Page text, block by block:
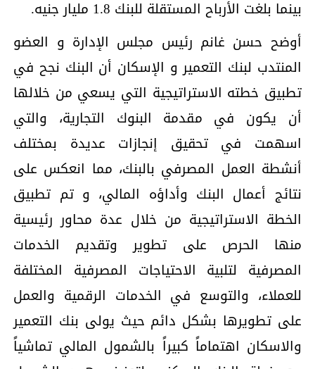
بينما بلغت الأرباح المستقلة للبنك 1.8 مليار جنيه.
أوضح حسن غانم رئيس مجلس الإدارة و العضو
المنتدب لبنك التعمير و الإسكان أن البنك نجح في
تطبيق خطته الاستراتيجية التي يسعي من خلالها
أن يكون في مقدمة البنوك التجارية، والتي
اسهمت في تحقيق إنجازات عديدة بمختلف
أنشطة العمل المصرفي بالبنك، مما انعكس على
نتائج أعمال البنك وأداؤه المالي، و تم تطبيق
الخطة الاستراتيجية من خلال عدة محاور رئيسية
منها الحرص على تطوير وتقديم الخدمات
المصرفية لتلبية الاحتياجات المصرفية المختلفة
للعملاء، والتوسع في الخدمات الرقمية والعمل
على تطويرها بشكل دائم حيث يولى بنك التعمير
والاسكان اهتماماً كبيراً بالشمول المالي تماشياً